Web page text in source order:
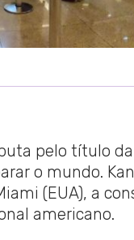
pelo título
o mundo.
(EUA), a
americano.